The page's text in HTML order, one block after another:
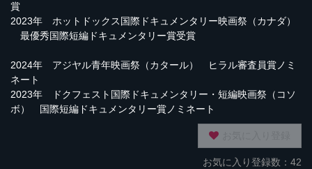
賞
2023年 ホットドックス国際ドキュメンタリー映画祭（カナダ）
最優秀国際短編ドキュメンタリー賞受賞
2024年 アジヤル青年映画祭（カタール） ヒラル審査員賞ノミ
ネート
2023年 ドクフェスト国際ドキュメンタリー・短編映画祭（コソ
ボ） 国際短編ドキュメンタリー賞ノミネート
お気に入り登録数：42